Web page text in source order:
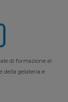
di formazione al
della gelateria e